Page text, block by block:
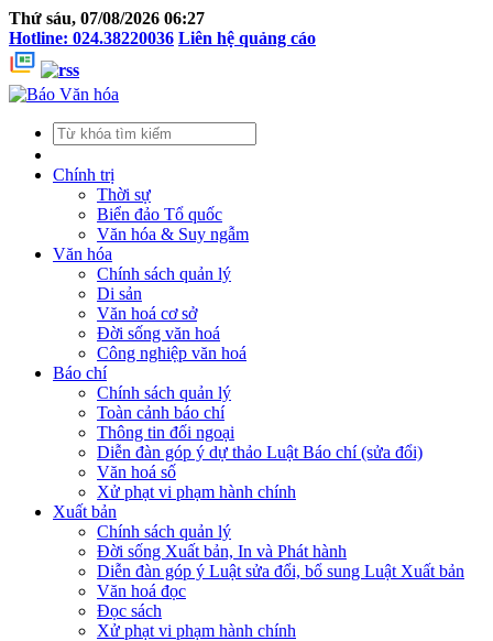
Thứ sáu, 07/08/2026 06:27
Hotline: 024.38220036 Liên hệ quảng cáo
Chính trị
Thời sự
Biển đảo Tổ quốc
Văn hóa & Suy ngẫm
Văn hóa
Chính sách quản lý
Di sản
Văn hoá cơ sở
Đời sống văn hoá
Công nghiệp văn hoá
Báo chí
Chính sách quản lý
Toàn cảnh báo chí
Thông tin đối ngoại
Diễn đàn góp ý dự thảo Luật Báo chí (sửa đổi)
Văn hoá số
Xử phạt vi phạm hành chính
Xuất bản
Chính sách quản lý
Đời sống Xuất bản, In và Phát hành
Diễn đàn góp ý Luật sửa đổi, bổ sung Luật Xuất bản
Văn hoá đọc
Đọc sách
Xử phạt vi phạm hành chính